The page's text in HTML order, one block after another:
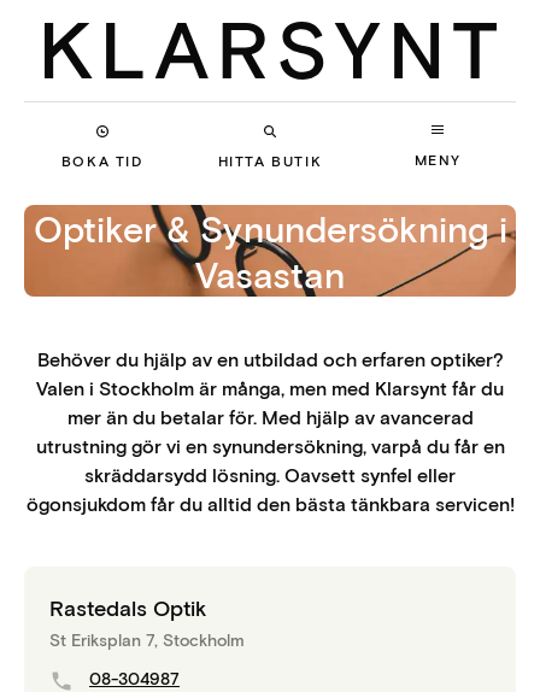
BOKA TID HITTA BUTIK MENY
Optiker & Synundersökningi
Vasastan
Behöver du hjälp av en utbildad och erfaren optiker?
Valen i Stockholm är många, men med Klarsynt får du
mer än du betalar för. Med hjälp av avancerad
utrustning gör vi en synundersökning, varpå du får en
skräddarsydd lösning. Oavsett synfel eller
ögonsjukdom får du alltid den bästa tänkbara servicen!
Rastedals Optik
St Eriksplan 7, Stockholm
08-304987